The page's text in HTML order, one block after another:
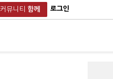
커뮤니티 함께 로그인